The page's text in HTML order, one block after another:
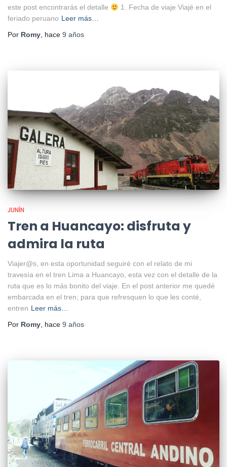
este post encontrarás el detalle
1. Fecha de viaje Viajé en el
feriado peruano Leer más…
Por Romy, hace 9 años
JUNÍN
Tren a Huancayo: disfruta y
admira la ruta
Viajer@s, en esta oportunidad seguiré con el relato de mi
travesía en el tren Lima a Huancayo, esta vez con el detalle de la
ruta que es lo más bonito del viaje. En el post anterior me quedé
embarcada en el tren; para que refresquen lo que les conté,
entren Leer más…
Por Romy, hace 9 años